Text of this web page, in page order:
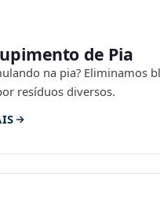
de Pia
na pia? Eliminamos
resíduos diversos.